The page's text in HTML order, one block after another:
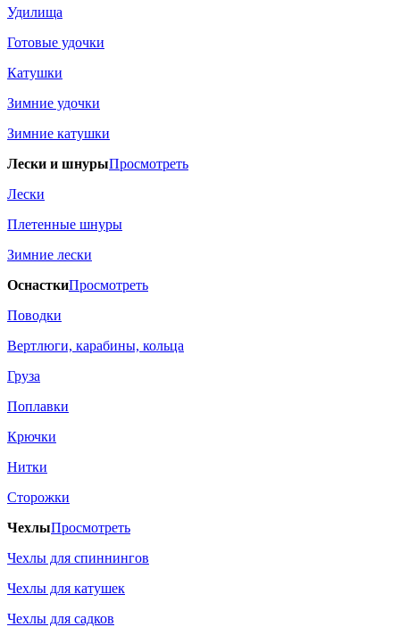
Удилища
Готовые удочки
Катушки
Зимние удочки
Зимние катушки
Лески и шнурыПросмотреть
Лески
Плетенные шнуры
Зимние лески
ОснасткиПросмотреть
Поводки
Вертлюги, карабины, кольца
Груза
Поплавки
Крючки
Нитки
Сторожки
ЧехлыПросмотреть
Чехлы для спиннингов
Чехлы для катушек
Чехлы для садков